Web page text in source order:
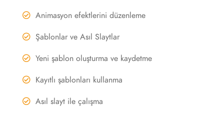
Animasyon efektlerini düzenleme
Şablonlar ve Asıl Slaytlar
Yeni şablon oluşturma ve kaydetme
Kayıtlı şablonları kullanma
Asıl slayt ile çalışma